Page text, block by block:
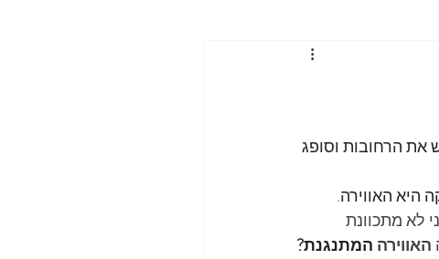
את הרחובות וסופג
היא האווירה.
לא מתכוונת
האווירה המתנגנת?